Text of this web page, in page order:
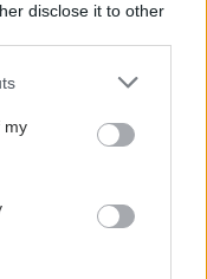
disclose it to other
or more Google
You may click to
third-party tags to
in below Google
my